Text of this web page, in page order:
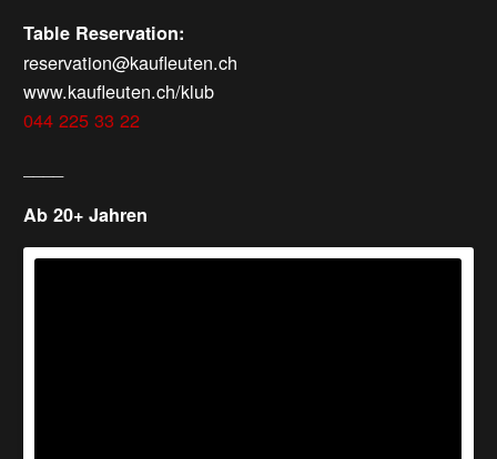
Table Reservation:
reservation@kaufleuten.ch
www.kaufleuten.ch/klub
044 225 33 22
Ab 20+ Jahren